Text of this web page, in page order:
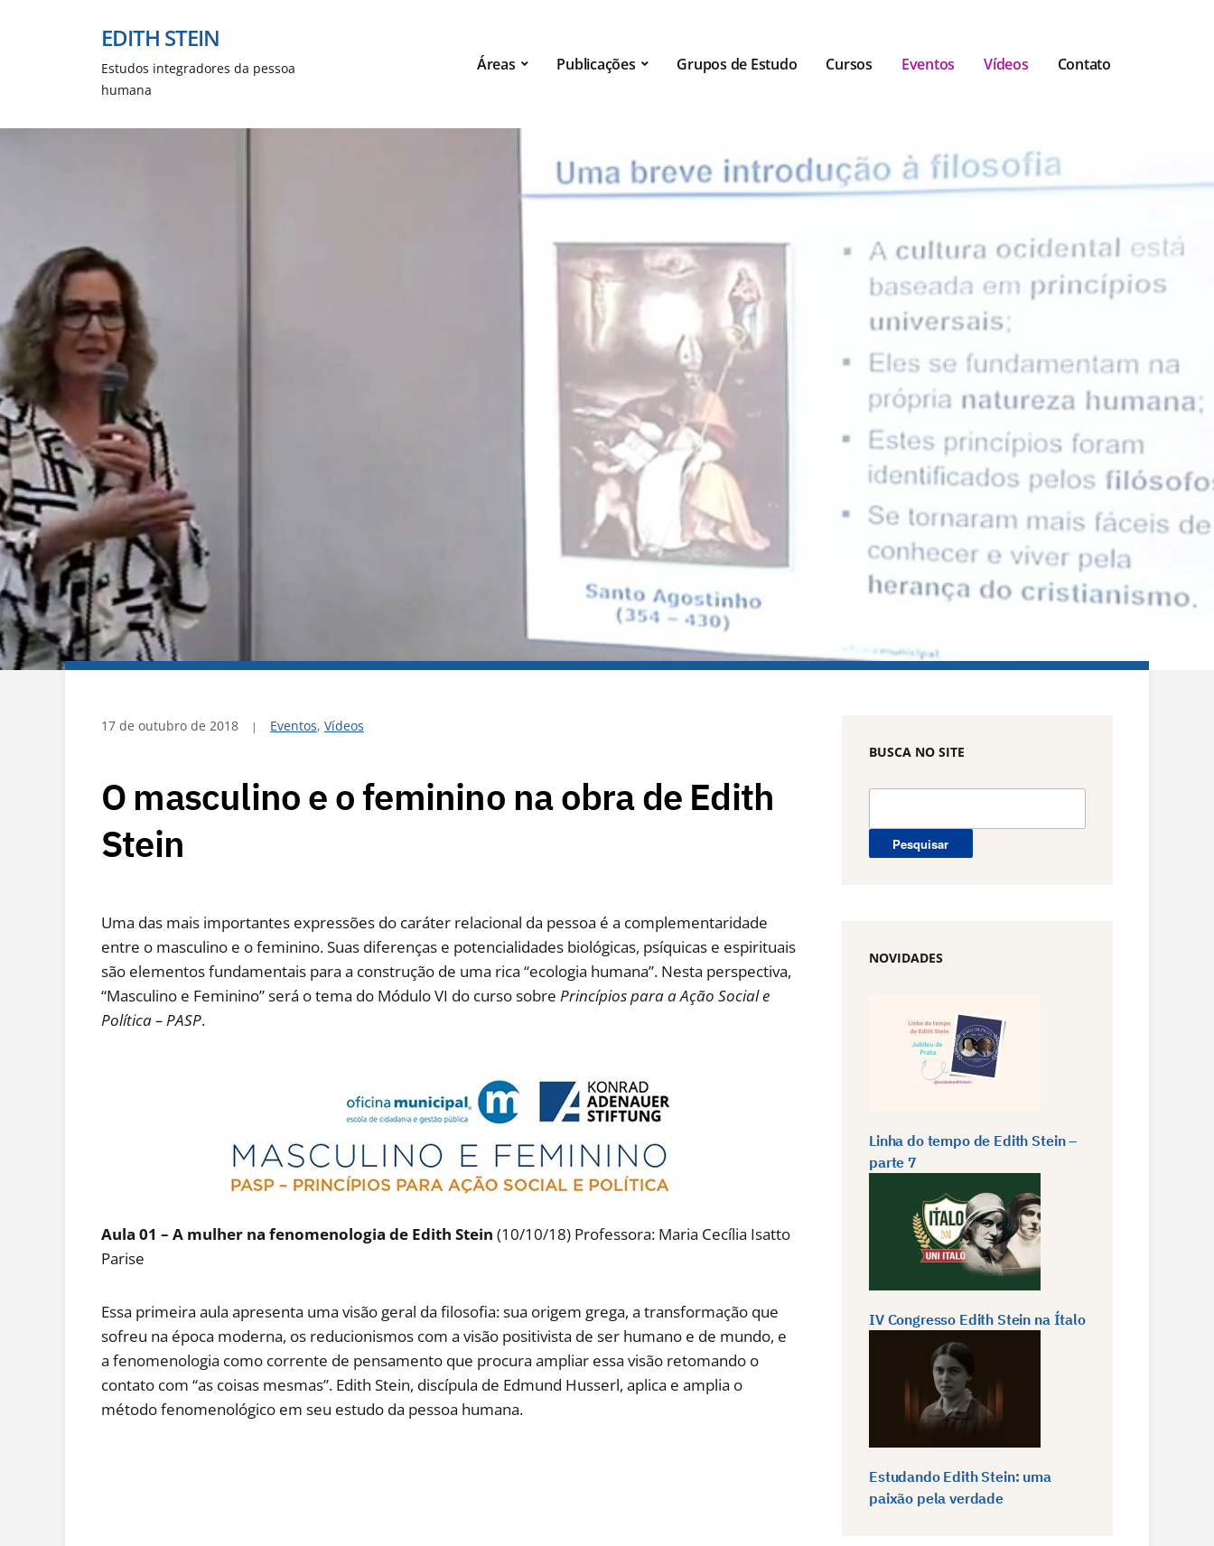
EDITH STEIN
Estudos integradores da pessoa
humana
Áreas Publicações Grupos de Estudo Cursos Eventos Vídeos Contato
17 de outubro de 2018 Eventos, Vídeos
O masculino e o feminino na obra de Edith
Stein
Uma das mais importantes expressões do caráter relacional da pessoa é a complementaridade
entre o masculino e o feminino. Suas diferenças e potencialidades biológicas, psíquicas e espirituais
são elementos fundamentais para a construção de uma rica “ecologia humana”. Nesta perspectiva,
“Masculino e Feminino” será o tema do Módulo VI do curso sobre Princípios para a Ação Social e
Política – PASP.
Aula 01 – A mulher na fenomenologia de Edith Stein (10/10/18) Professora: Maria Cecília Isatto
Parise
Essa primeira aula apresenta uma visão geral da filosofia: sua origem grega, a transformação que
sofreu na época moderna, os reducionismos com a visão positivista de ser humano e de mundo, e
a fenomenologia como corrente de pensamento que procura ampliar essa visão retomando o
contato com “as coisas mesmas”. Edith Stein, discípula de Edmund Husserl, aplica e amplia o
método fenomenológico em seu estudo da pessoa humana.
BUSCA NO SITE
NOVIDADES
Linha do tempo de Edith Stein –
parte 7
IV Congresso Edith Stein na Ítalo
Estudando Edith Stein: uma
paixão pela verdade